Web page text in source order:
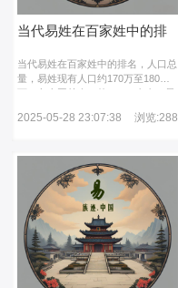
国贡献航天事业）成为激励后人的精
神资源，培养责任感与使命感。通过
思想、价值观的延续，使家族在时代
子“慎终追远，民德归厚”的训示，其
意义远超形式，在于构建个体、家族
当代易姓在百家姓中的排
名
当代易姓在百家姓中的排名，人口总
量‌，易姓现有人口约170万至180
万，占全国总人口的0.14%左右。最
姓在全国姓氏中位列第106位，但也
径或时间节点。
2025-05-28 23:07:38 浏览:288